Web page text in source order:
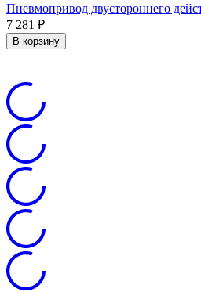
Пневмопривод двустороннего
7 281 ₽
В корзину